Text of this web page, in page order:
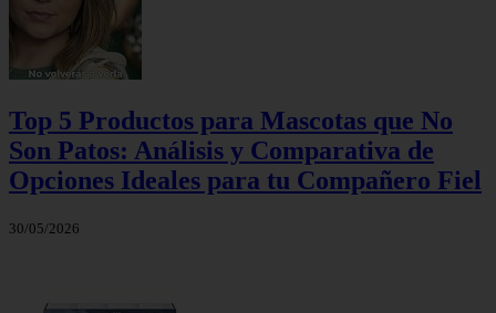
Top 5 Productos para Mascotas que No
Son Patos: Análisis y Comparativa de
Opciones Ideales para tu Compañero Fiel
30/05/2026